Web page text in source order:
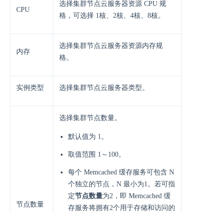
CPU
选择集群节点云服务器资源 CPU 规
格，可选择 1核、2核、4核、8核。
内存
选择集群节点云服务器资源内存规
格。
实例类型 选择集群节点云服务器类型。
节点数量
选择集群节点数量。
默认值为 1。
取值范围 1～100。
每个 Memcached 缓存服务可包含 N
个独立的节点，N 最小为1。若可指
定节点数量为2，即 Memcached 缓
存服务将拥有2个用于存储和访问的